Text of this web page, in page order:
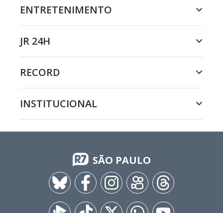
ENTRETENIMENTO
JR 24H
RECORD
INSTITUCIONAL
SÃO PAULO